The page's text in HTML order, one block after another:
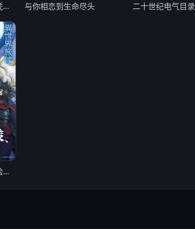
遭到流放的转生重骑士凭借游戏知识大开无双 与你相恋到生命尽头 二十世纪电气目录
骸骨骑士大人异世界冒险中 第二季